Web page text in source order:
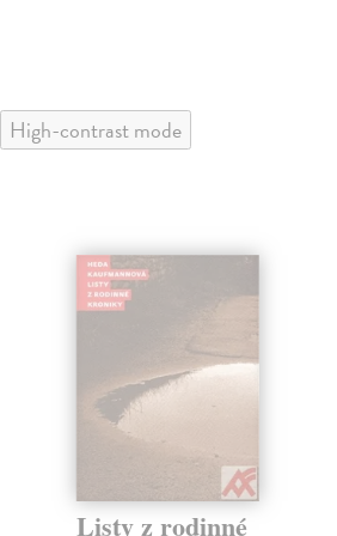
High-contrast mode
Listy z rodinné